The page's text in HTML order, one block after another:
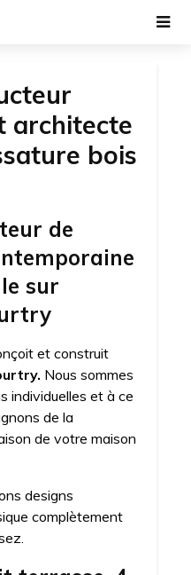
architecte
bois
de
sur
et construit
Nous sommes
individuelles et à ce
de la
de votre maison
designs
complètement